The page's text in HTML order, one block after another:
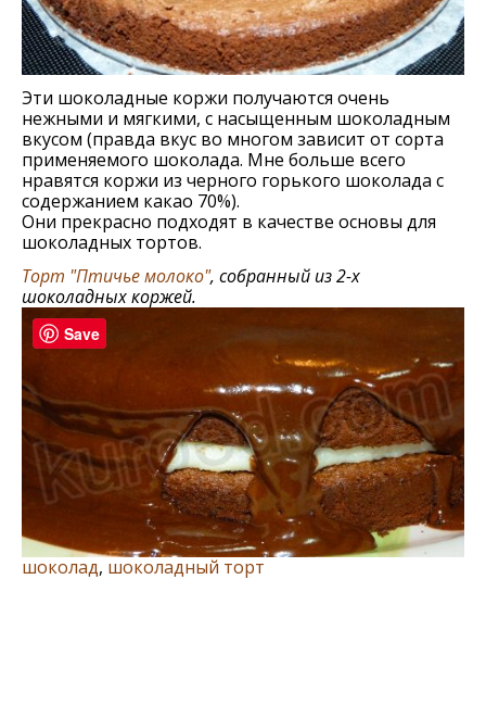
Эти шоколадные коржи получаются очень
нежными и мягкими, с насыщенным шоколадным
вкусом (правда вкус во многом зависит от сорта
применяемого шоколада. Мне больше всего
нравятся коржи из черного горького шоколада с
содержанием какао 70%).
Они прекрасно подходят в качестве основы для
шоколадных тортов.
Торт "Птичье молоко", собранный из 2-х
шоколадных коржей.
шоколад, шоколадный торт
Save